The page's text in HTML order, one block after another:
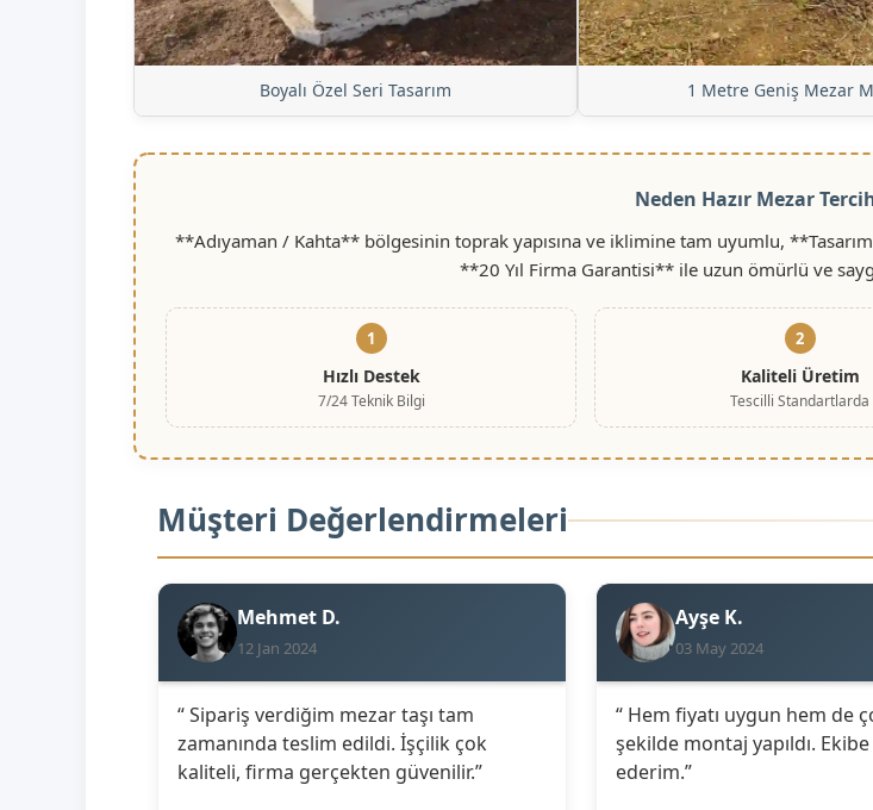
Boyalı Özel Seri Tasarım 1 Metre Geniş Mezar
Neden Hazır Mezar
**Adıyaman / Kahta** bölgesinin toprak yapısına ve iklimine tam uyumlu,
**20 Yıl Firma Garantisi** ile uzun ömürlü ve
1
Hızlı Destek
7/24 Teknik Bilgi
2
Kaliteli Üretim
Tescilli Standartlarda
Müşteri Değerlendirmeleri
Mehmet D.
12 Jan 2024
“ Sipariş verdiğim mezar taşı tam
zamanında teslim edildi. İşçilik çok
kaliteli, firma gerçekten güvenilir.”
Ayşe K.
03 May 2024
“ Hem fiyatı uygun hem de
şekilde montaj yapıldı.
ederim.”